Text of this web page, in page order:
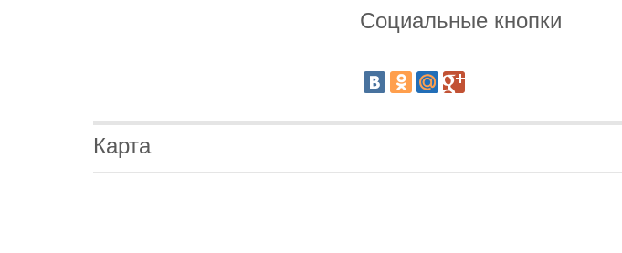
Социальные кнопки
Карта